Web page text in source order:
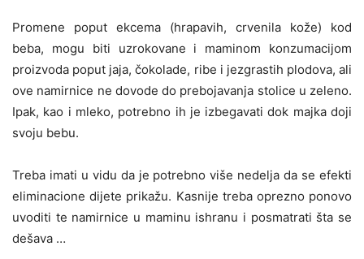
Promene poput ekcema (hrapavih, crvenila kože) kod
beba, mogu biti uzrokovane i maminom konzumacijom
proizvoda poput jaja, čokolade, ribe i jezgrastih plodova, ali
ove namirnice ne dovode do prebojavanja stolice u zeleno.
Ipak, kao i mleko, potrebno ih je izbegavati dok majka doji
svoju bebu.
Treba imati u vidu da je potrebno više nedelja da se efekti
eliminacione dijete prikažu. Kasnije treba oprezno ponovo
uvoditi te namirnice u maminu ishranu i posmatrati šta se
dešava …